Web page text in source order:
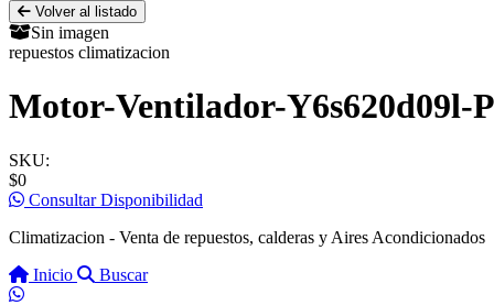
Volver al listado
Sin imagen
repuestos climatizacion
Motor-Ventilador-Y6s620d09l-
SKU:
$0
Consultar Disponibilidad
Climatizacion - Venta de repuestos, calderas y Aires Acondicionados
Inicio
Buscar